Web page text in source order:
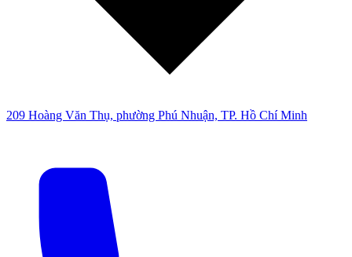
209 Hoàng Văn Thụ, phường Phú Nhuận, TP. Hồ Chí Minh